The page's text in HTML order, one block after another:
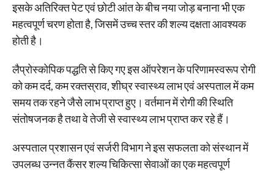
इसके अतिरिक्त पेट एवं छोटी आंत के बीच नया जोड़ बनाना भी एक
महत्वपूर्ण चरण होता है, जिसमें उच्च स्तर की शल्य दक्षता आवश्यक
होती है।
लैप्रोस्कोपिक पद्धति से किए गए इस ऑपरेशन के परिणामस्वरूप रोगी
को कम दर्द, कम रक्तस्राव, शीघ्र स्वास्थ्य लाभ एवं अस्पताल में कम
समय तक रहने जैसे लाभ प्राप्त हुए। वर्तमान में रोगी की स्थिति
संतोषजनक है तथा वे तेजी से स्वास्थ्य लाभ प्राप्त कर रहे हैं।
अस्पताल प्रशासन एवं सर्जरी विभाग ने इस सफलता को संस्थान में
उपलब्ध उन्नत कैंसर शल्य चिकित्सा सेवाओं का एक महत्वपूर्ण